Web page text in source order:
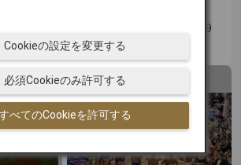
03/17
特典受付期間：2026/03/09
～2026/09/07
べてのCookieを許可する
必須Cookieのみ許可する
Cookieの設定を変更する